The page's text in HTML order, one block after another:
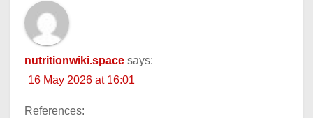
nutritionwiki.space says:
16 May 2026 at 16:01
References: